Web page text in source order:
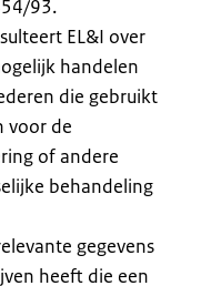
93.
EL&I over
handelen
die gebruikt
voor de
of andere
behandeling
gegevens
heeft die een